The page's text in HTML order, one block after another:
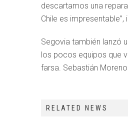
descartamos una
Chile es
Segovia también lanzó
los pocos equipos que
farsa. Sebastián
RELATED NEWS